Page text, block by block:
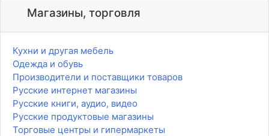
Магазины, торговля
Кухни и другая мебель
Одежда и обувь
Производители и поставщики товаров
Русские интернет магазины
Русские книги, аудио, видео
Русские продуктовые магазины
Торговые центры и гипермаркеты